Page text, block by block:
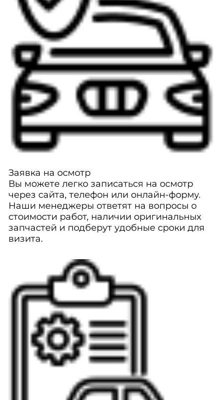
Заявка на осмотр
Вы можете легко записаться на осмотр
через сайта, телефон или онлайн-форму.
Наши менеджеры ответят на вопросы о
стоимости работ, наличии оригинальных
запчастей и подберут удобные сроки для
визита.